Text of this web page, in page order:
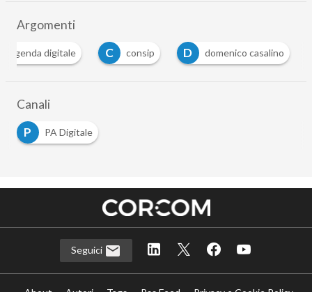
Argomenti
agenda digitale C consip D domenico casalino
Canali
P
PA Digitale
Seguici